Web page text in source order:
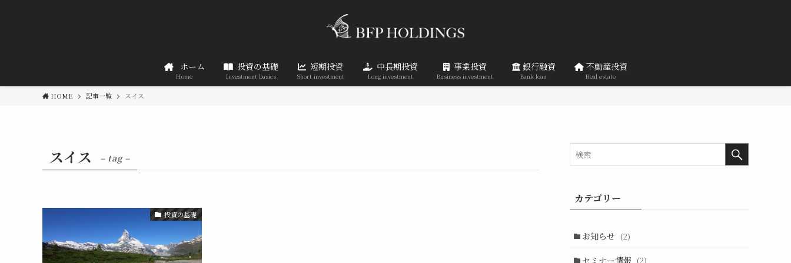
ホーム
Home
投資の基礎
Investment basics
短期投資
Short investment
中長期投資
Long investment
事業投資
Business investment
銀行融資
Bank loan
不動産投資
Real estate
HOME 記事一覧 スイス
スイス – tag –
投資の基礎
カテゴリー
お知らせ (2)
セミナー情報 (2)